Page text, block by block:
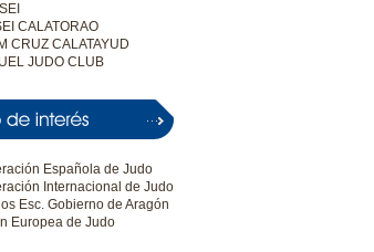
CALATORAO
CRUZ CALATAYUD
JUDO CLUB
Española de Judo
Internacional de Judo
Esc. Gobierno de Aragón
Europea de Judo